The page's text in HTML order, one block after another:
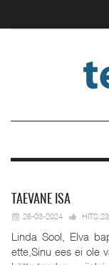
TAEVANE ISA
26-03-2024
Linda Sool, Elva
ette,Sinu ees ei ole